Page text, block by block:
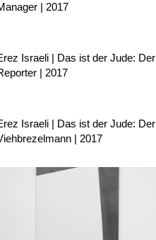
| 2017
Israeli | Das ist der Jude: Der
| 2017
Israeli | Das ist der Jude: Der
| 2017